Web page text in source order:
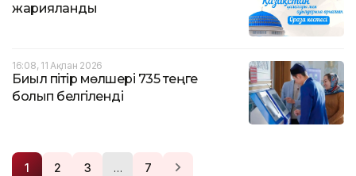
жарияланды
16:08, 11 Ақпан 2026
Биыл пітір мөлшері 735 теңге
болып белгіленді
1 2 3 … 7